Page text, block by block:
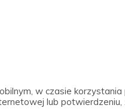
w czasie
lub